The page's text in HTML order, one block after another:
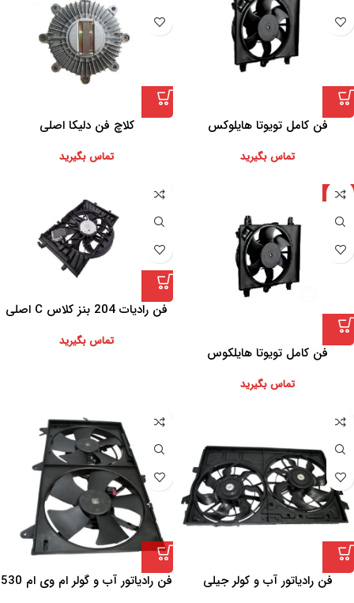
فن کامل تویوتا هایلوکس
تماس بگیرید
کلاچ فن دلیکا اصلی
تماس بگیرید
ژاپن
فن کامل تویوتا هایلکوس
تماس بگیرید
فن رادیات 204 بنز کلاس C اصلی
تماس بگیرید
فن رادیاتور آب و کولر جیلی فن رادیاتور آب و گولر ام وی ام 530